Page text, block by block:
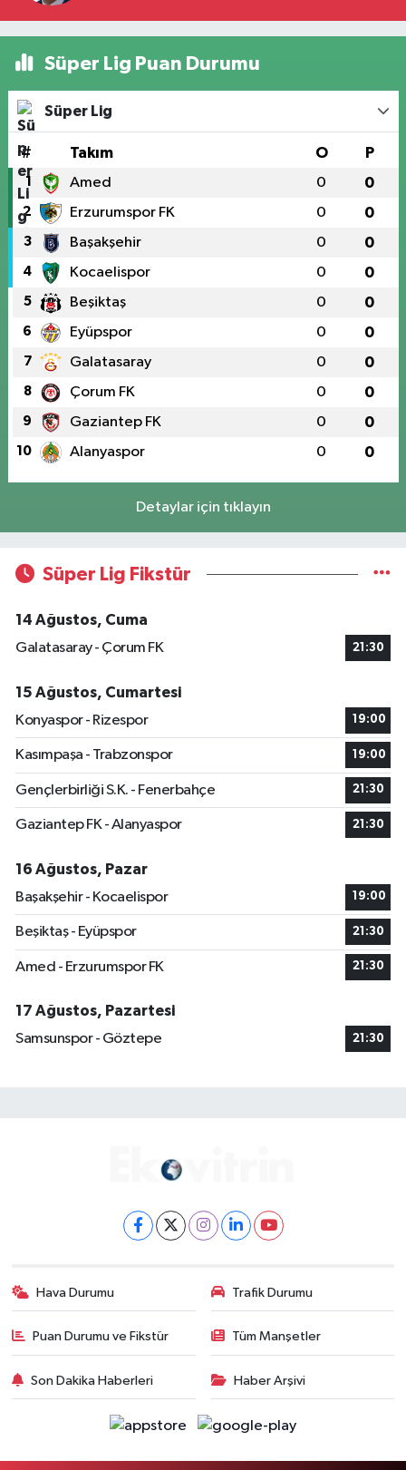
Süper Lig Puan Durumu
Süper Lig
# Takım O P
1 Amed 0 0
2 Erzurumspor FK 0 0
3 Başakşehir 0 0
4 Kocaelispor 0 0
5 Beşiktaş 0 0
6 Eyüpspor 0 0
7 Galatasaray 0 0
8 Çorum FK 0 0
9 Gaziantep FK 0 0
10 Alanyaspor 0 0
Detaylar için tıklayın
Süper Lig Fikstür
14 Ağustos, Cuma
Galatasaray - Çorum FK
21:30
15 Ağustos, Cumartesi
Konyaspor - Rizespor
19:00
Kasımpaşa - Trabzonspor 19:00
Gençlerbirliği S.K. - Fenerbahçe 21:30
Gaziantep FK - Alanyaspor 21:30
16 Ağustos, Pazar
Başakşehir - Kocaelispor
19:00
Beşiktaş - Eyüpspor 21:30
Amed - Erzurumspor FK 21:30
17 Ağustos, Pazartesi
Samsunspor - Göztepe
21:30
Hava Durumu Trafik Durumu
Puan Durumu ve Fikstür Tüm Manşetler
Son Dakika Haberleri Haber Arşivi